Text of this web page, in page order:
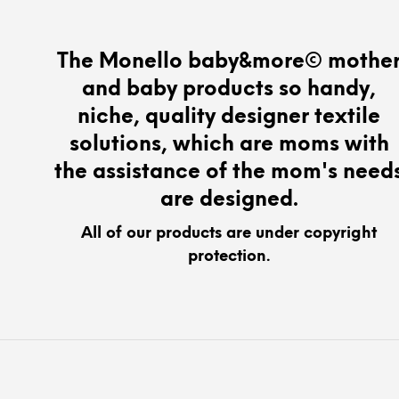
The Monello baby&more©
and baby products so handy,
niche, quality designer textile
solutions, which are moms with
the assistance of the mom's
are designed.
All of our products are under copyright
protection.